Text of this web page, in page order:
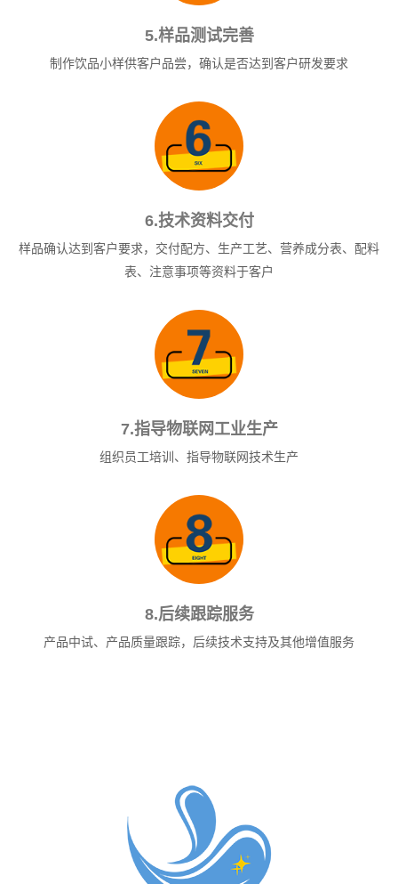
5.样品测试完善
制作饮品小样供客户品尝，确认是否达到客户研发要求
6.技术资料交付
样品确认达到客户要求，交付配方、生产工艺、营养成分表、配料
表、注意事项等资料于客户
7.指导物联网工业生产
组织员工培训、指导物联网技术生产
8.后续跟踪服务
产品中试、产品质量跟踪，后续技术支持及其他增值服务